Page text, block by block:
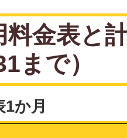
料金表と
まで）
か月